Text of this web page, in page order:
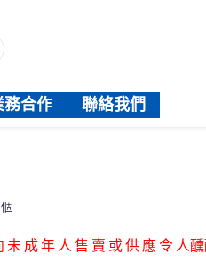
務合作 聯絡我們
成 年 人 售 賣 或 供 應 令 人醺